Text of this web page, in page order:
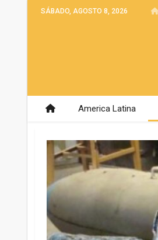
SÁBADO, AGOSTO 8, 2026
America Latina